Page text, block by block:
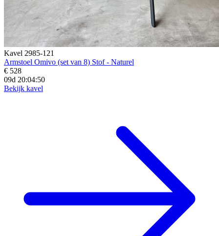
Kavel 2985-121
Armstoel Omivo (set van 8) Stof - Naturel
€ 528
09d 20:04:48
Bekijk kavel